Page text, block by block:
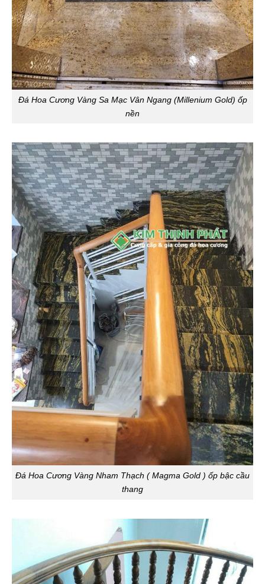
Đá Hoa Cương Vàng Sa Mạc Vân Ngang (Millenium Gold) ốp
nền
Đá Hoa Cương Vàng Nham Thạch ( Magma Gold ) ốp bậc cầu
thang